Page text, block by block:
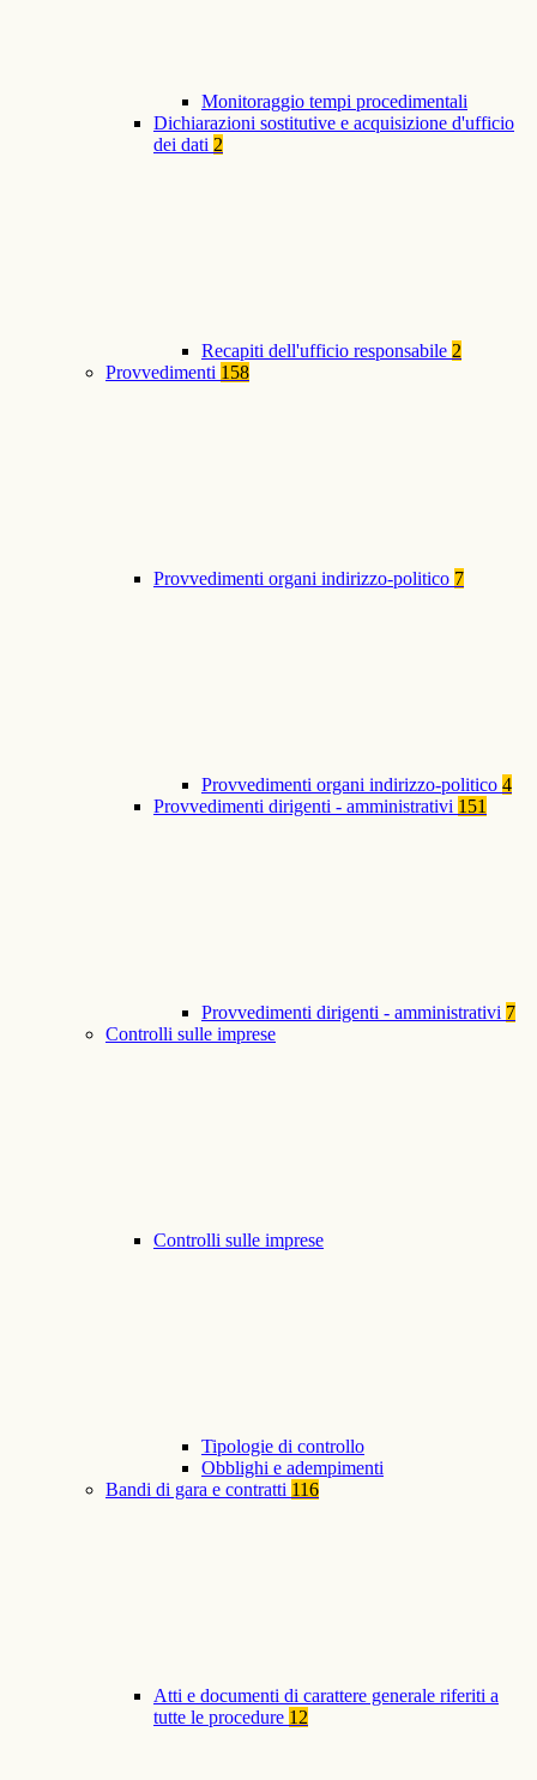
Monitoraggio tempi procedimentali
Dichiarazioni sostitutive e acquisizione d'ufficio
dei dati 2
Recapiti dell'ufficio responsabile 2
Provvedimenti 158
Provvedimenti organi indirizzo-politico 7
Provvedimenti organi indirizzo-politico 4
Provvedimenti dirigenti - amministrativi 151
Provvedimenti dirigenti - amministrativi 7
Controlli sulle imprese
Controlli sulle imprese
Tipologie di controllo
Obblighi e adempimenti
Bandi di gara e contratti 116
Atti e documenti di carattere generale riferiti a
tutte le procedure 12